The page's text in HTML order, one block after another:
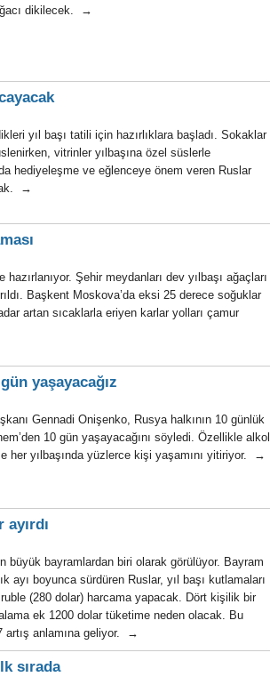
dikilecek. →
yıl başı tatili için hazırlıklara başladı. Sokaklar
vitrinler yılbaşına özel süslerle
hediyeleşme ve eğlenceye önem veren Ruslar
→
Şehir meydanları dev yılbaşı ağaçları
Başkent Moskova’da eksi 25 derece soğuklar
artan sıcaklarla eriyen karlar yolları çamur
yaşayacağız
Gennadi Onişenko, Rusya halkının 10 günlük
10 gün yaşayacağını söyledi. Özellikle alkol
her yılbaşında yüzlerce kişi yaşamını yitiriyor. →
büyük bayramlardan biri olarak görülüyor. Bayram
ayı boyunca sürdüren Ruslar, yıl başı kutlamaları
(280 dolar) harcama yapacak. Dört kişilik bir
ek 1200 dolar tüketime neden olacak. Bu
artış anlamına geliyor. →
sırada